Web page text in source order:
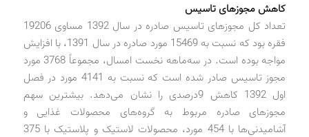
کاهش مجوزهای تاسیس
تعداد کل مجوزهای تاسیس صادره در سال 1392 مساوی 19206
فقره بود که نسبت به 15469 مورد صادره در سال 1391، با افزایش
مواجه بوده است. در سه‌ماهه نخست امسال، مجموعاً 3768 مورد
مجوز تاسیس صادر شده است که نسبت به 4141 مورد در فصل
اول 1392 کاهش 9‌درصدی را نشان می‌دهد. بیشترین سهم
مجوزهای صادره مربوط به گروه‌های محصولات غذایی و
آشامیدنی‌ها با 454 مورد، محصولات لاستیک و پلاستیک با 375